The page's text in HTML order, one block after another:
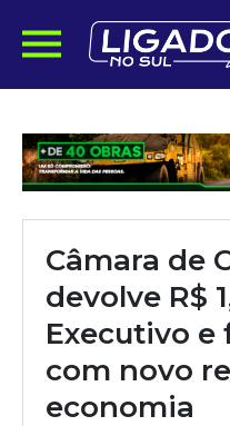
Câmara de
devolve R$
Executivo e
com novo
economia